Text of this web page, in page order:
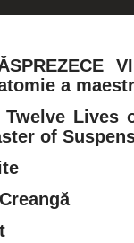
a
Lives
of